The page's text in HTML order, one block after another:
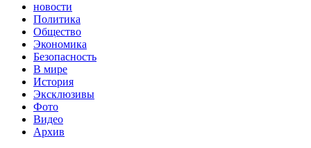
новости
Политика
Общество
Экономика
Безопасность
В мире
История
Эксклюзивы
Фото
Видео
Архив